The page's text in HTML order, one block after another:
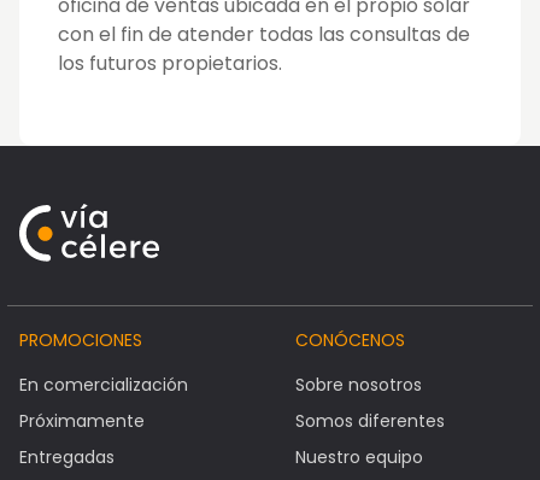
oficina de ventas ubicada en el propio solar
con el fin de atender todas las consultas de
los futuros propietarios.
PROMOCIONES
En comercialización
Próximamente
Entregadas
CONÓCENOS
Sobre nosotros
Somos diferentes
Nuestro equipo